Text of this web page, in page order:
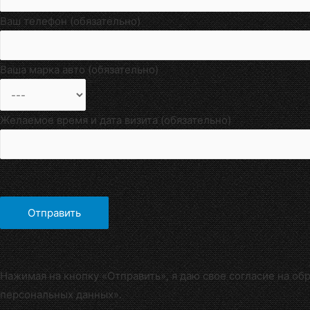
Ваш телефон (обязательно)
Ваша марка авто (обязательно)
Желаемое время и дата визита (обязательно)
Нажимая на кнопку «Отправить», я даю свое согласие на
персональных данных».